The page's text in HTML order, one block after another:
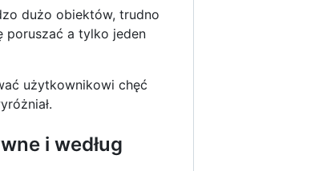
dużo obiektów, trudno
poruszać a tylko jeden
użytkownikowi chęć
i według